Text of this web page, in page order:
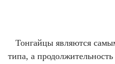
Тонгайцы являются
типа, а